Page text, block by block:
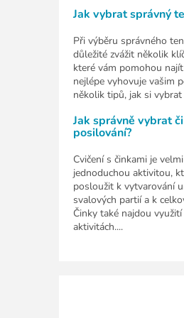
Jak vybrat správný
Při výběru správného
důležité zvážit několik
které vám pomohou
nejlépe vyhovuje vašim
několik tipů, jak si
Jak správně vybrat
posilování?
Cvičení s činkami je
jednoduchou aktivitou,
posloužit k vytvarování
svalových partií a k
Činky také najdou
aktivitách....